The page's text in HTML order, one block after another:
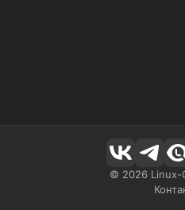
© 2026Linux-